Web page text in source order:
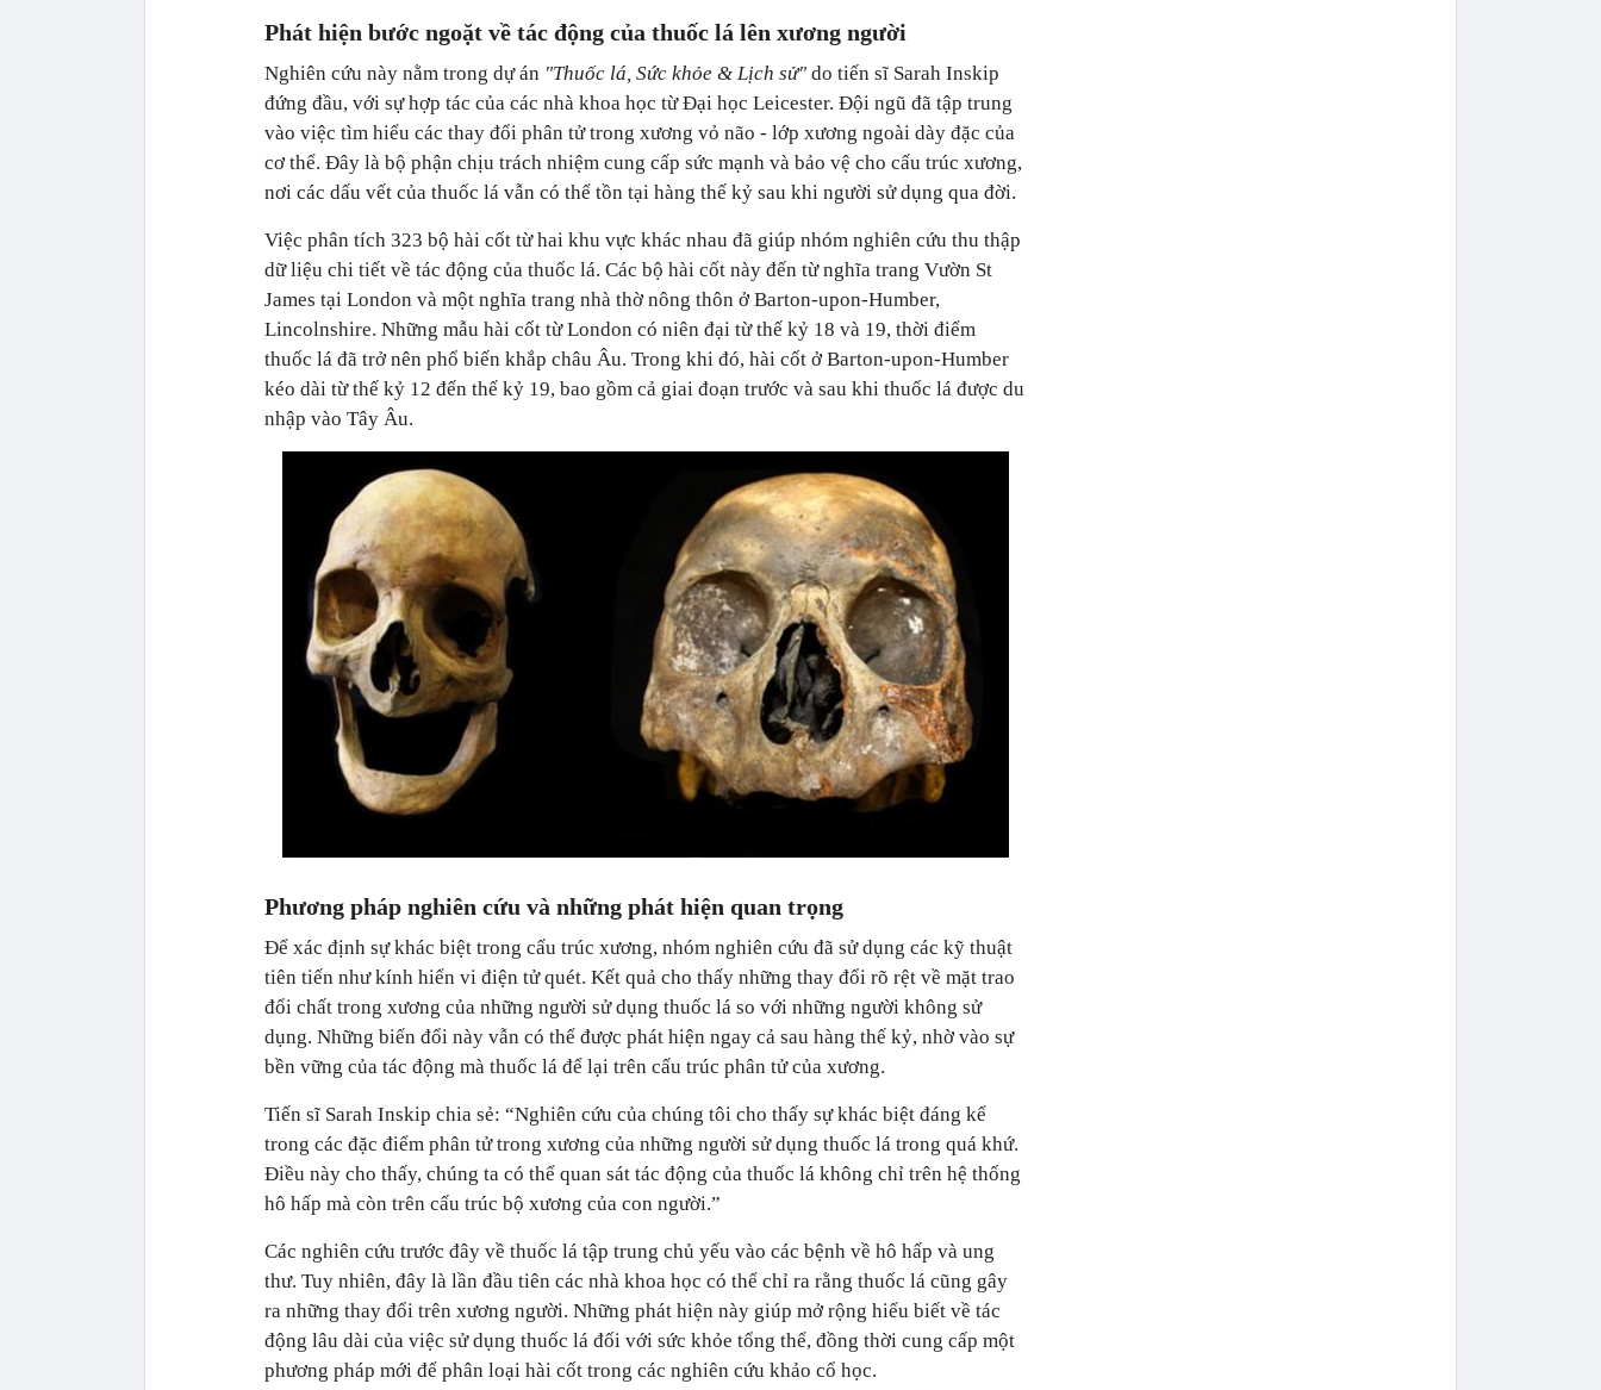
Phát hiện bước ngoặt về tác động của thuốc lá lên xương người
Nghiên cứu này nằm trong dự án "Thuốc lá, Sức khỏe & Lịch sử" do tiến sĩ Sarah Inskip
đứng đầu, với sự hợp tác của các nhà khoa học từ Đại học Leicester. Đội ngũ đã tập trung
vào việc tìm hiểu các thay đổi phân tử trong xương vỏ não - lớp xương ngoài dày đặc của
cơ thể. Đây là bộ phận chịu trách nhiệm cung cấp sức mạnh và bảo vệ cho cấu trúc xương,
nơi các dấu vết của thuốc lá vẫn có thể tồn tại hàng thế kỷ sau khi người sử dụng qua đời.
Việc phân tích 323 bộ hài cốt từ hai khu vực khác nhau đã giúp nhóm nghiên cứu thu thập
dữ liệu chi tiết về tác động của thuốc lá. Các bộ hài cốt này đến từ nghĩa trang Vườn St
James tại London và một nghĩa trang nhà thờ nông thôn ở Barton-upon-Humber,
Lincolnshire. Những mẫu hài cốt từ London có niên đại từ thế kỷ 18 và 19, thời điểm
thuốc lá đã trở nên phổ biến khắp châu Âu. Trong khi đó, hài cốt ở Barton-upon-Humber
kéo dài từ thế kỷ 12 đến thế kỷ 19, bao gồm cả giai đoạn trước và sau khi thuốc lá được du
nhập vào Tây Âu.
Phương pháp nghiên cứu và những phát hiện quan trọng
Để xác định sự khác biệt trong cấu trúc xương, nhóm nghiên cứu đã sử dụng các kỹ thuật
tiên tiến như kính hiển vi điện tử quét. Kết quả cho thấy những thay đổi rõ rệt về mặt trao
đổi chất trong xương của những người sử dụng thuốc lá so với những người không sử
dụng. Những biến đổi này vẫn có thể được phát hiện ngay cả sau hàng thế kỷ, nhờ vào sự
bền vững của tác động mà thuốc lá để lại trên cấu trúc phân tử của xương.
Tiến sĩ Sarah Inskip chia sẻ: “Nghiên cứu của chúng tôi cho thấy sự khác biệt đáng kể
trong các đặc điểm phân tử trong xương của những người sử dụng thuốc lá trong quá khứ.
Điều này cho thấy, chúng ta có thể quan sát tác động của thuốc lá không chỉ trên hệ thống
hô hấp mà còn trên cấu trúc bộ xương của con người.”
Các nghiên cứu trước đây về thuốc lá tập trung chủ yếu vào các bệnh về hô hấp và ung
thư. Tuy nhiên, đây là lần đầu tiên các nhà khoa học có thể chỉ ra rằng thuốc lá cũng gây
ra những thay đổi trên xương người. Những phát hiện này giúp mở rộng hiểu biết về tác
động lâu dài của việc sử dụng thuốc lá đối với sức khỏe tổng thể, đồng thời cung cấp một
phương pháp mới để phân loại hài cốt trong các nghiên cứu khảo cổ học.